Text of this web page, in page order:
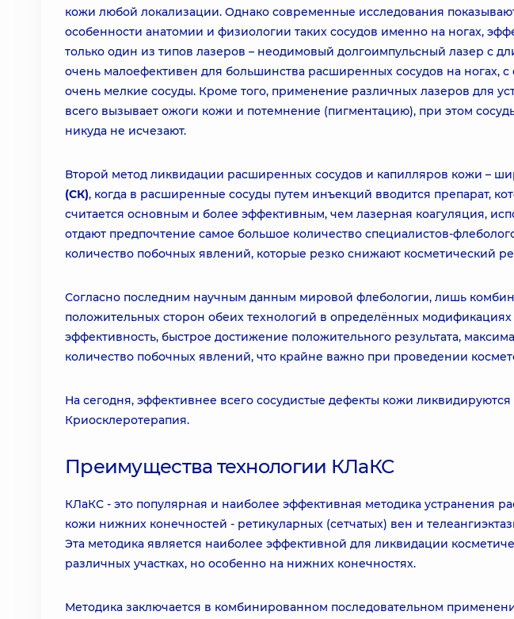
кожи любой локализации. Однако современные исследования
особенности анатомии и физиологии таких сосудов именно на ногах,
только один из типов лазеров – неодимовый долгоимпульсный лазер с
очень малоефективен для большинства расширенных сосудов на ногах,
очень мелкие сосуды. Кроме того, применение различных лазеров для
всего вызывает ожоги кожи и потемнение (пигментацию), при этом
никуда не исчезают.
Второй метод ликвидации расширенных сосудов и капилляров кожи –
(СК), когда в расширенные сосуды путем инъекций вводится препарат,
считается основным и более эффективным, чем лазерная коагуляция,
отдают предпочтение самое большое количество специалистов-
количество побочных явлений, которые резко снижают косметический
Согласно последним научным данным мировой флебологии, лишь
положительных сторон обеих технологий в определённых
эффективность, быстрое достижение положительного результата,
количество побочных явлений, что крайне важно при проведении
На сегодня, эффективнее всего сосудистые дефекты кожи
Криосклеротерапия.
Преимущества технологии КЛаКС
КЛаКС - это популярная и наиболее эффективная методика устранения
кожи нижних конечностей - ретикуларных (сетчатых) вен и
Эта методика является наиболее эффективной для ликвидации
различных участках, но особенно на нижних конечностях.
Методика заключается в комбинированном последовательном